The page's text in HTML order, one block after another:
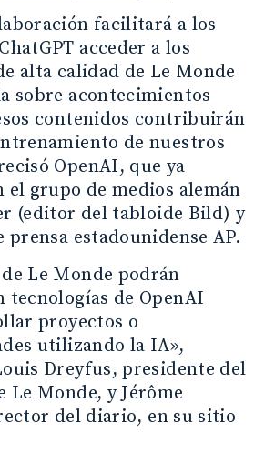
facilitará a los
acceder a los
alta calidad de Le Monde
sobre acontecimientos
contenidos contribuirán
de nuestros
OpenAI, que ya
el grupo de medios alemán
(editor del tabloide Bild) y
prensa estadounidense AP.
Le Monde podrán
tecnologías de OpenAI
proyectos o
utilizando la IA»,
Dreyfus, presidente del
Le Monde, y Jérôme
del diario, en su sitio